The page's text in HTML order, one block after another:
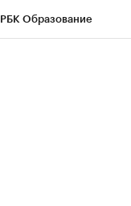
РБК Образование